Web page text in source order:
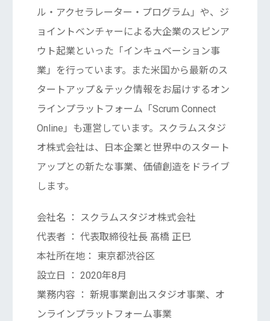
ル・アクセラレーター・プログラム」や、ジ
ョイントベンチャーによる大企業のスピンア
ウト起業といった「インキュベーション事
業」を行っています。また米国から最新のス
タートアップ＆テック情報をお届けするオン
ラインプラットフォーム「Scrum Connect
Online」も運営しています。スクラムスタジ
オ株式会社は、日本企業と世界中のスタート
アップとの新たな事業、価値創造をドライブ
します。
会社名 ： スクラムスタジオ株式会社
代表者 ： 代表取締役社長 髙橋 正巳
本社所在地： 東京都渋谷区
設立日 ： 2020年8月
業務内容 ： 新規事業創出スタジオ事業、オ
ンラインプラットフォーム事業